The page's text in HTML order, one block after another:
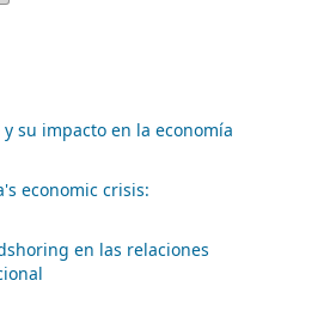
su impacto en la economía
economic crisis:
en las relaciones